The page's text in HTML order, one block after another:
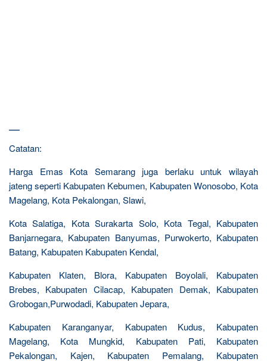
—
Catatan:
Harga Emas Kota Semarang juga berlaku untuk wilayah
jateng seperti Kabupaten Kebumen, Kabupaten Wonosobo, Kota
Magelang, Kota Pekalongan, Slawi,
Kota Salatiga, Kota Surakarta Solo, Kota Tegal, Kabupaten
Banjarnegara, Kabupaten Banyumas, Purwokerto, Kabupaten
Batang, Kabupaten Kabupaten Kendal,
Kabupaten Klaten, Blora, Kabupaten Boyolali, Kabupaten
Brebes, Kabupaten Cilacap, Kabupaten Demak, Kabupaten
Grobogan,Purwodadi, Kabupaten Jepara,
Kabupaten Karanganyar, Kabupaten Kudus, Kabupaten
Magelang, Kota Mungkid, Kabupaten Pati, Kabupaten
Pekalongan, Kajen, Kabupaten Pemalang, Kabupaten